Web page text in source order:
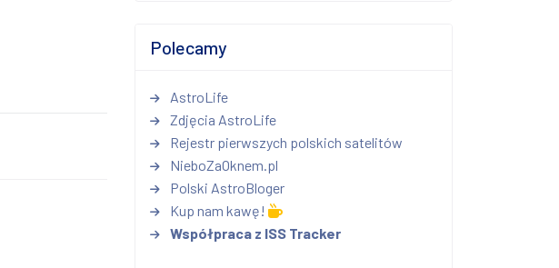
Polecamy
AstroLife
Zdjęcia AstroLife
Rejestr pierwszych polskich satelitów
NieboZaOknem.pl
Polski AstroBloger
Kup nam kawę!
Współpraca z ISS Tracker